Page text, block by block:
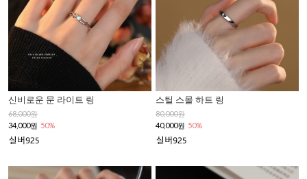
신비로운 문 라이트 링
68,000원
34,000원 50%
스틸 스몰 하트 링
80,000원
40,000원 50%